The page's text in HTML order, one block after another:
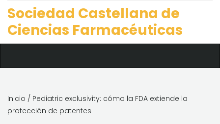
Sociedad Castellana de
Ciencias Farmacéuticas
Inicio / Pediatric exclusivity: cómo la FDA extiende la
protección de patentes